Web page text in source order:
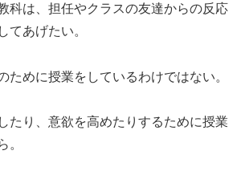
科は、担任やクラスの友達からの反応
てあげたい。
ために授業をしているわけではない。
たり、意欲を高めたりするために授業
。